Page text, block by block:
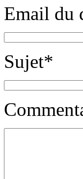
Email du
Sujet*